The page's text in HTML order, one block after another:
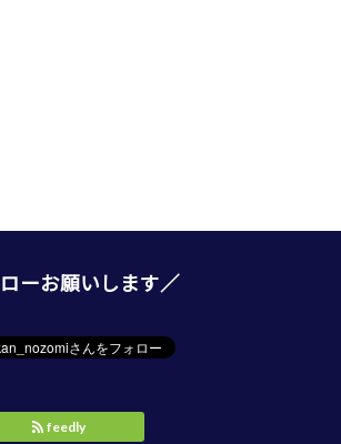
ーお願いします／
feedly